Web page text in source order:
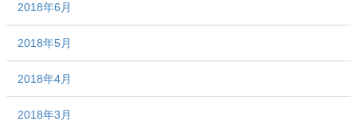
2018年6月
2018年5月
2018年4月
2018年3月